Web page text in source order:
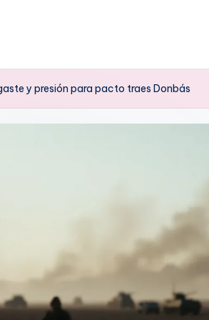
y presión para pacto traes Donbás